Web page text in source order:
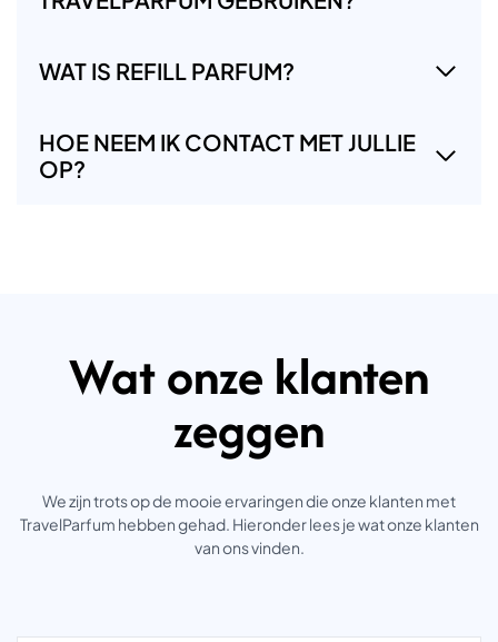
WAT IS REFILL PARFUM?
HOE NEEM IK CONTACT MET JULLIE
OP?
Wat onze klanten
zeggen
We zijn trots op de mooie ervaringen die onze klanten met
TravelParfum hebben gehad. Hieronder lees je wat onze klanten
van ons vinden.